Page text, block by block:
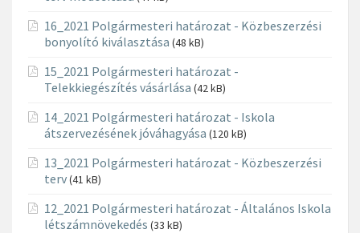
16_2021 Polgármesteri határozat - Közbeszerzési
bonyolító kiválasztása (48 kB)
15_2021 Polgármesteri határozat -
Telekkiegészítés vásárlása (42 kB)
14_2021 Polgármesteri határozat - Iskola
átszervezésének jóváhagyása (120 kB)
13_2021 Polgármesteri határozat - Közbeszerzési
terv(41 kB)
12_2021 Polgármesteri határozat - Általános Iskola
létszámnövekedés (33 kB)